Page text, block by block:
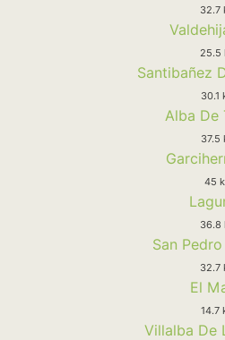
32.7
25.5
Santibañez
30.1
Alba De
37.5
45
36.8
San
32.7
El
14.7
Villalba De